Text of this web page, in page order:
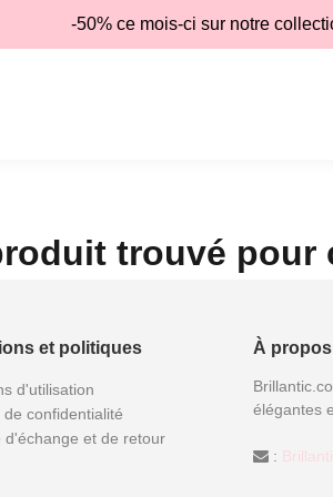
-50% ce mois-ci sur notre
trouvé pour
et politiques
d'utilisation
de confidentialité
d'échange et de retour
À
élégantes
: